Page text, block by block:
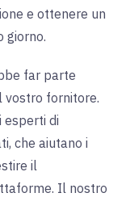
e ottenere un
giorno.
far parte
vostro fornitore.
esperti di
che aiutano i
il
Il nostro